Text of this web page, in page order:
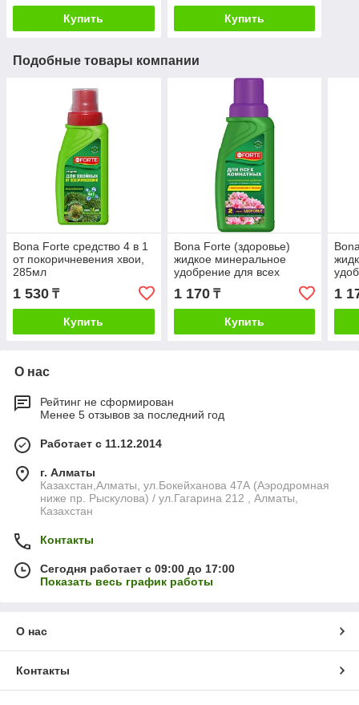
Купить Купить
Подобные товары компании
Bona Forte средство 4 в 1
от покоричневения хвои,
285мл
1 530 ₸
Купить
Bona Forte (здоровье)
жидкое минеральное
удобрение для всех
285мл
1 170₸
Купить
1
О нас
Рейтинг не сформирован
Менее 5 отзывов за последний год
Работает с 11.12.2014
г. Алматы
Казахстан,Алматы, ул.Бокейханова 47А (Аэродромная
ниже пр. Рыскулова) / ул.Гагарина 212 , Алматы,
Казахстан
Контакты
Сегодня работает с 09:00 до 17:00
Показать весь график работы
О нас
Контакты